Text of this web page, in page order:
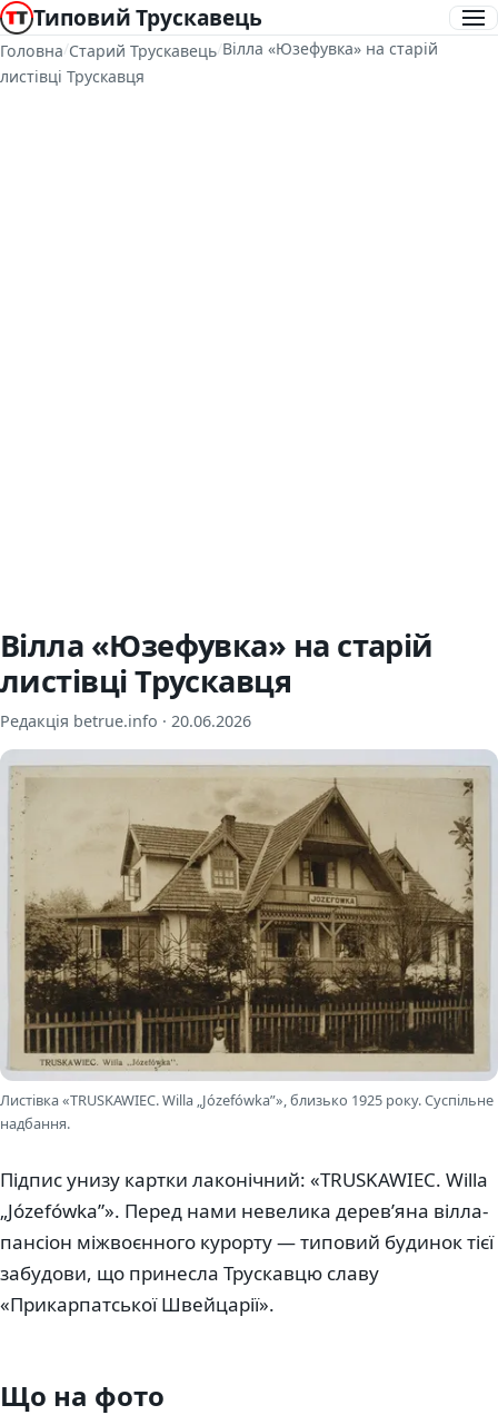
Типовий Трускавець
Головна/Старий Трускавець/Вілла «Юзефувка» на старій
листівці Трускавця
Вілла «Юзефувка» на старій
листівці Трускавця
Редакція betrue.info · 20.06.2026
Листівка «TRUSKAWIEC. Willa „Józefówka”», близько 1925 року. Суспільне
надбання.
Підпис унизу картки лаконічний: «TRUSKAWIEC. Willa
„Józefówka”». Перед нами невелика дерев’яна вілла-
пансіон міжвоєнного курорту — типовий будинок тієї
забудови, що принесла Трускавцю славу
«Прикарпатської Швейцарії».
Що на фото